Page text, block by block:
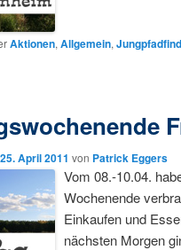
Aktionen, Allgemein,
25. April 2011 von Patrick Eggers
Vom 08.-10.04.
Wochenende
Einkaufen und
nächsten Morgen